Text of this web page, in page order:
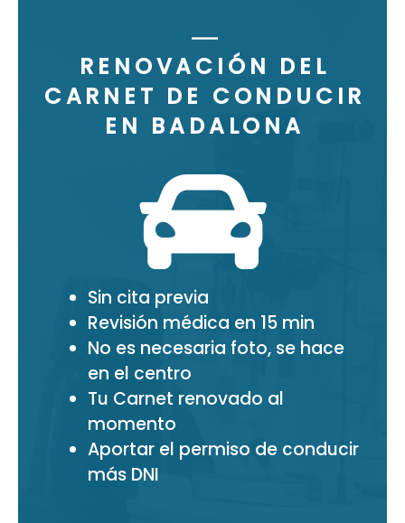
RENOVACIÓN DEL
CARNET DE CONDUCIR
EN BADALONA
Sin cita previa
Revisión médica en 15 min
No es necesaria foto, se hace
en el centro
Tu Carnet renovado al
momento
Aportar el permiso de conducir
más DNI